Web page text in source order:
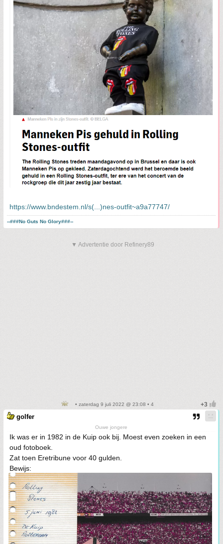
https://www.bndestem.nl/s(...)nes-outfit~a9a77747/
--###No Guts No Glory###--
▼ Advertentie door Refinery89
• zaterdag 9 juli 2022 @ 23:08 • 4
golfer
Ouwe jongere
Ik was er in 1982 in de Kuip ook bij. Moest even zoeken in een
oud fotoboek.
Zat toen Eretribune voor 40 gulden.
Bewijs: